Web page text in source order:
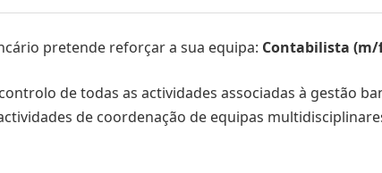
pretende reforçar a sua equipa: Contabilista
de todas as actividades associadas à gestão
de coordenação de equipas